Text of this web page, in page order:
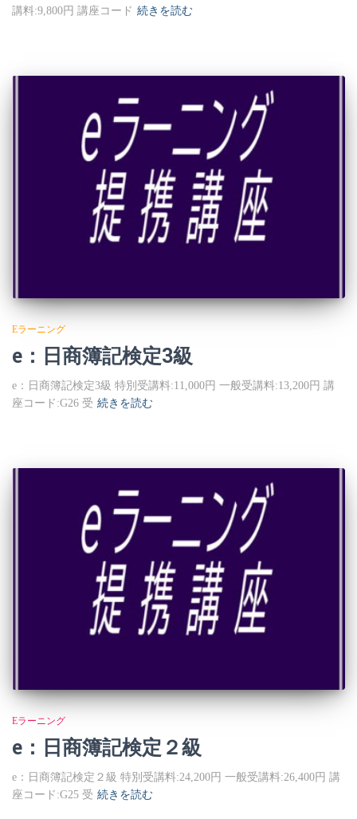
講料:9,800円 講座コード 続きを読む
Eラーニング
e：日商簿記検定3級
e：日商簿記検定3級 特別受講料:11,000円 一般受講料:13,200円 講
座コード:G26 受 続きを読む
Eラーニング
e：日商簿記検定２級
e：日商簿記検定２級 特別受講料:24,200円 一般受講料:26,400円 講
座コード:G25 受 続きを読む